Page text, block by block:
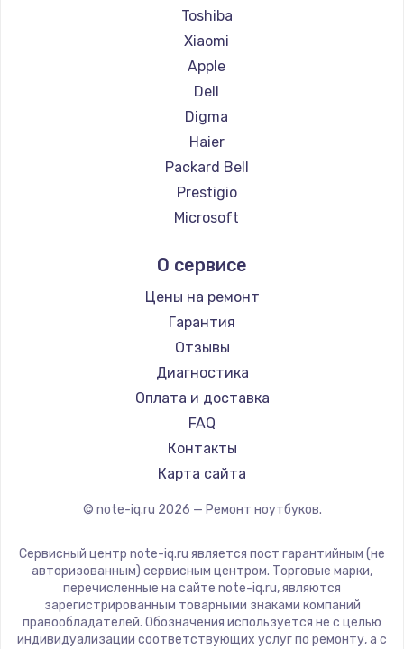
Ремонт ноутбуков Panasonic
Ремонт ноутбуков Irbis
Ремонт ноутбуков Thunderobot
Ремонт ноутбуков Hasee
Ремонт ноутбуков ZTE
Ремонт ноутбуков Hiper
Ремонт ноутбуков Evga
Ремонт ноутбуков Google
Ремонт ноутбуков Echips
Ремонт ноутбуков Predator
Ремонт ноутбуков iru
Ремонт ноутбуков Machenike
Ремонт ноутбуков DEXP
Ремонт ноутбуков Teclast
Ремонт ноутбуков CHUWI
Ремонт ноутбуков Colorful
Toshiba
Xiaomi
Apple
Dell
Digma
Haier
Packard Bell
Prestigio
Microsoft
Aquarius
Gigabyte
Aorus
Maibenben
Getac
Epson
Philips
LG
Panasonic
ZTE
Hiper
Evga
О сервисе
Цены на ремонт
Гарантия
Отзывы
Диагностика
Оплата и доставка
FAQ
Контакты
Карта сайта
© note-iq.ru 2026 — Ремонт ноутбуков.
Сервисный центр note-iq.ru является пост гарантийным (не
авторизованным) сервисным центром. Торговые марки,
перечисленные на сайте note-iq.ru, являются
зарегистрированным товарными знаками компаний
правообладателей. Обозначения используется не с целью
индивидуализации соответствующих услуг по ремонту, а с